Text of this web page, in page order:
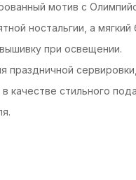
мотив с
ностальгии, а
при освещении.
качестве стильного